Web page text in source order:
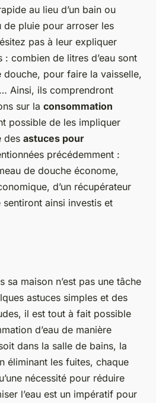
au lieu d’un bain ou
de pluie pour arroser les
pas à leur expliquer
combien de litres d’eau sont
douche, pour faire la vaisselle,
Ainsi, ils comprendront
sur la consommation
possible de les impliquer
des astuces pour
précédemment :
de douche économe,
d’un récupérateur
ainsi investis et
sa maison n’est pas une tâche
astuces simples et des
il est tout à fait possible
d’eau de manière
dans la salle de bains, la
éliminant les fuites, chaque
nécessité pour réduire
l’eau est un impératif pour